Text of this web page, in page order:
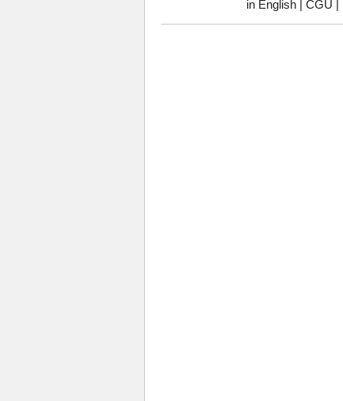
in English
CGU